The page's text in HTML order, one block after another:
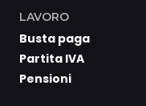
LAVORO
Busta paga
Partita IVA
Pensioni